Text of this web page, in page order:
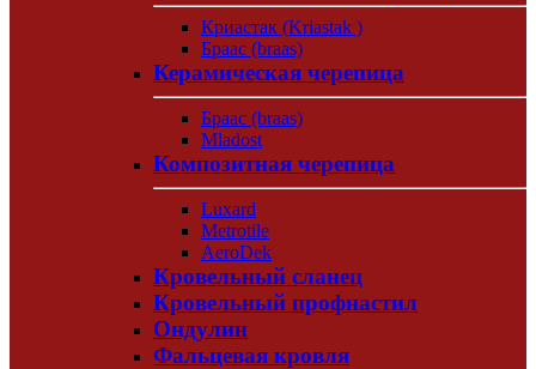
Криастак (Kriastak )
Браас (braas)
Керамическая черепица
Браас (braas)
Mladost
Композитная черепица
Luxard
Metrotile
AeroDek
Кровельный сланец
Кровельный профнастил
Ондулин
Фальцевая кровля